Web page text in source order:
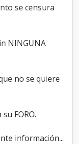
u
s
s
s
se censura
NINGUNA
no se quiere
FORO.
información...